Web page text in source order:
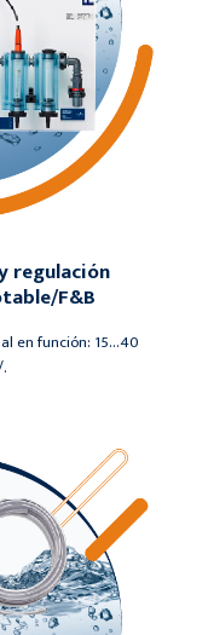
regulación
F&B
en función: 15…40